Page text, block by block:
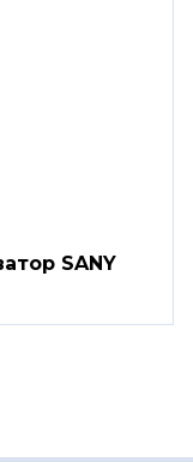
SANY